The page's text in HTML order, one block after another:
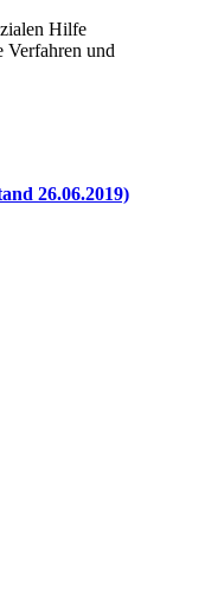
Hilfe
Verfahren und
26.06.2019)